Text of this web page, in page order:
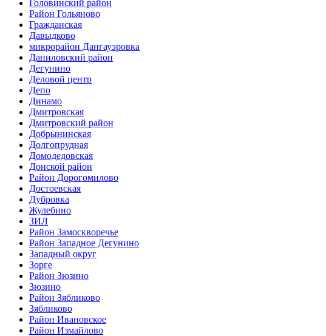
Головинский район
Район Гольяново
Гражданская
Давыдково
микрорайон Дангауэровка
Даниловский район
Дегунино
Деловой центр
Депо
Динамо
Дмитровская
Дмитровский район
Добрынинская
Долгопрудная
Домодедовская
Донской район
Район Дорогомилово
Достоевская
Дубровка
Жулебино
ЗИЛ
Район Замоскворечье
Район Западное Дегунино
Западный округ
Зорге
Район Зюзино
Зюзино
Район Зябликово
Зябликово
Район Ивановское
Район Измайлово